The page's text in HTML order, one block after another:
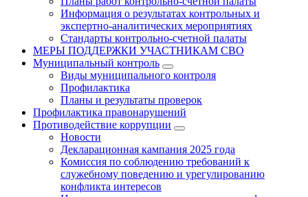
Информация о результатах контрольных и
экспертно-аналитических мероприятиях
Стандарты контрольно-счетной палаты
МЕРЫ ПОДДЕРЖКИ УЧАСТНИКАМ СВО
Муниципальный контроль
Виды муниципального контроля
Профилактика
Планы и результаты проверок
Профилактика правонарушений
Противодействие коррупции
Новости
Декларационная кампания 2025 года
Комиссия по соблюдению требований к
служебному поведению и урегулированию
конфликта интересов